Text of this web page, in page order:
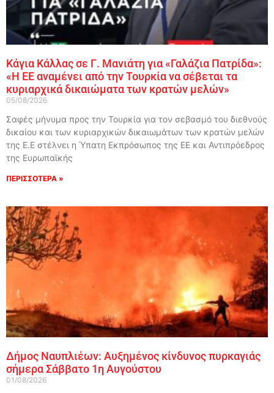
Κάγια Κάλλας σε Γ. Μανιάτη για «Γαλάζια Πατρίδα»:
«Η ΕΕ αναμένει από την Τουρκία να σέβεται τα
κυριαρχικά δικαιώματα των κρατών μελών»
05/08/2026
Σαφές μήνυμα προς την Τουρκία για τον σεβασμό του διεθνούς
δικαίου και των κυριαρχικών δικαιωμάτων των κρατών μελών
της Ε.Ε στέλνει η Ύπατη Εκπρόσωπος της ΕΕ και Αντιπρόεδρος
της Ευρωπαϊκής
ΠΕΡΙΣΣΟΤΕΡΑ »
Δήμος Ναυπλιέων: Αυξημένος κίνδυνος πυρκαγιάς
σήμερα Σάββατο 1η Αυγούστου
01/08/2026